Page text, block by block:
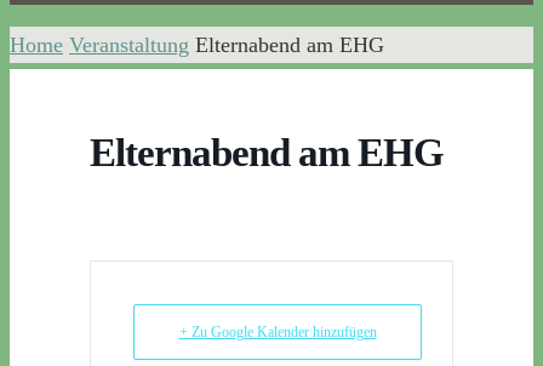
Home Veranstaltung Elternabend am EHG
Elternabend am EHG
+ Zu Google Kalender hinzufügen